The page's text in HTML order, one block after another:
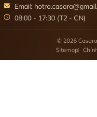
Email:
08:00 - 17:30 (T2 - CN)
© 2026
Sitemap